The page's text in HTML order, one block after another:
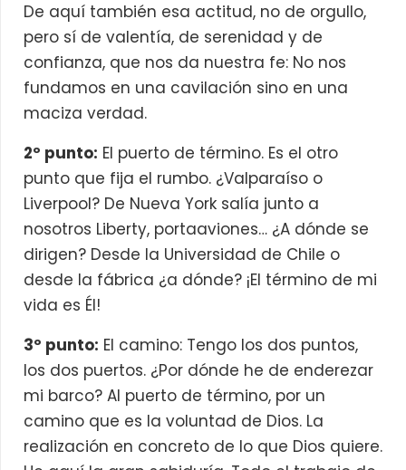
De aquí también esa actitud, no de orgullo,
pero sí de valentía, de serenidad y de
confianza, que nos da nuestra fe: No nos
fundamos en una cavilación sino en una
maciza verdad.
2º punto: El puerto de término. Es el otro
punto que fija el rumbo. ¿Valparaíso o
Liverpool? De Nueva York salía junto a
nosotros Liberty, portaaviones… ¿A dónde se
dirigen? Desde la Universidad de Chile o
desde la fábrica ¿a dónde? ¡El término de mi
vida es Él!
3º punto: El camino: Tengo los dos puntos,
los dos puertos. ¿Por dónde he de enderezar
mi barco? Al puerto de término, por un
camino que es la voluntad de Dios. La
realización en concreto de lo que Dios quiere.